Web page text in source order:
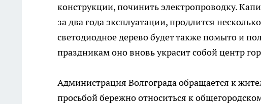
конструкции, починить электропроводку.
за два года эксплуатации, продлится
светодиодное дерево будет также помыто и
праздникам оно вновь украсит собой центр
Администрация Волгограда обращается к
просьбой бережно относиться к